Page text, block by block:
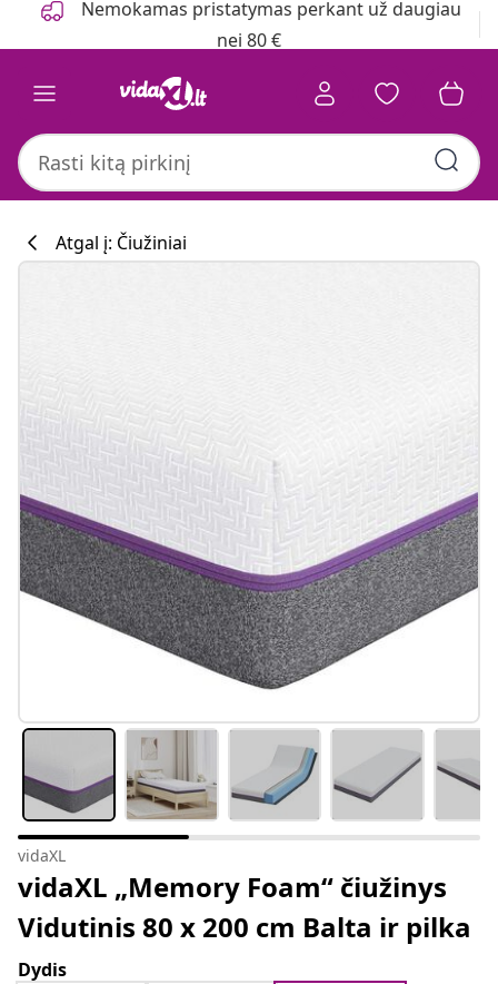
Nemokamas pristatymas perkant už daugiau
nei 80 €
Atgal į: Čiužiniai
vidaXL
vidaXL „Memory Foam“ čiužinys
Vidutinis 80 x 200 cm Balta ir pilka
Dydis